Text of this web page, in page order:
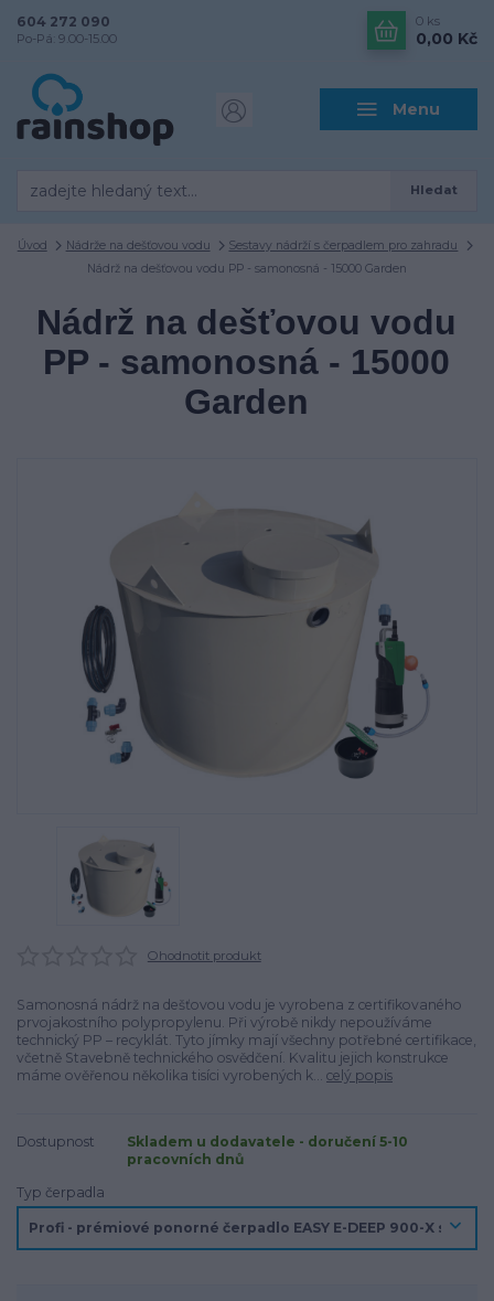
Menu
Hledat
604 272 090
Po-Pá: 9.00-15.00
0 ks
0,00 Kč
Úvod Nádrže na dešťovou vodu
Sestavy nádrží s čerpadlem pro zahradu
Nádrž na dešťovou vodu PP - samonosná - 15000 Garden
Nádrž na dešťovou vodu
PP - samonosná - 15000
Garden
Ohodnotit produkt
Samonosná nádrž na dešťovou vodu je vyrobena z certifikovaného
prvojakostního polypropylenu. Při výrobě nikdy nepoužíváme
technický PP – recyklát. Tyto jímky mají všechny potřebné certifikace,
včetně Stavebně technického osvědčení. Kvalitu jejich konstrukce
máme ověřenou několika tisíci vyrobených k... celý popis
Dostupnost
Skladem u dodavatele - doručení 5-10
pracovních dnů
Typ čerpadla